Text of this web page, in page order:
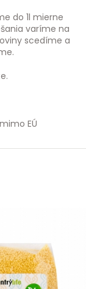
do 1l mierne
varíme na
scedíme a
EÚ